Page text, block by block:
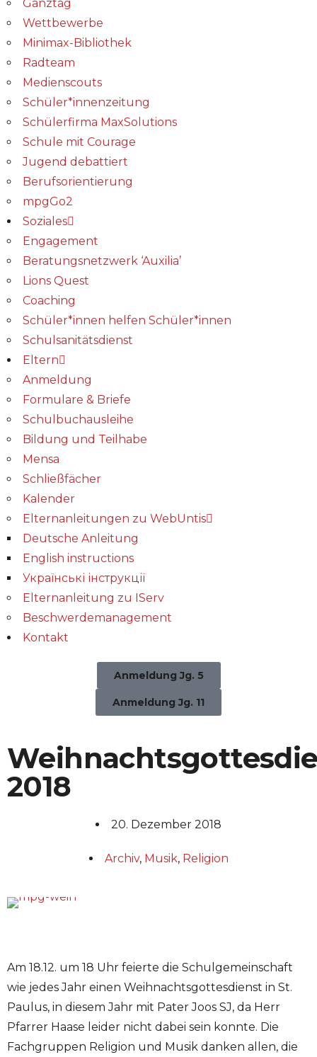
Ganztag
Wettbewerbe
Minimax-Bibliothek​
Radteam
Medienscouts
Schüler*innenzeitung
Schülerfirma MaxSolutions
Schule mit Courage
Jugend debattiert
Berufsorientierung
mpgGo2
Soziales
Engagement
Beratungsnetzwerk ‘Auxilia’
Lions Quest
Coaching
Schüler*innen helfen Schüler*innen
Schulsanitätsdienst
Eltern
Anmeldung
Formulare & Briefe
Schulbuchausleihe
Bildung und Teilhabe
Mensa
Schließfächer
Kalender
Elternanleitungen zu WebUntis
Deutsche Anleitung
English instructions
Українські інструкції
Elternanleitung zu IServ
Beschwerdemanagement
Kontakt
Anmeldung Jg. 5
Anmeldung Jg. 11
2018
20. Dezember 2018
Archiv, Musik, Religion
Am 18.12. um 18 Uhr feierte die Schulgemeinschaft
wie jedes Jahr einen Weihnachtsgottesdienst in St.
Paulus, in diesem Jahr mit Pater Joos SJ, da Herr
Pfarrer Haase leider nicht dabei sein konnte. Die
Fachgruppen Religion und Musik danken allen, die